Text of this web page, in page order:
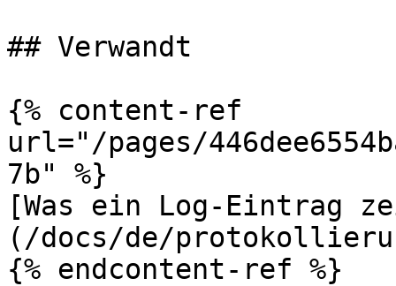
## Verwandt
{% content-ref
url="/pages/
7b" %}
[Was ein Log-Eintrag
(/docs/de/
{% endcontent-ref %}